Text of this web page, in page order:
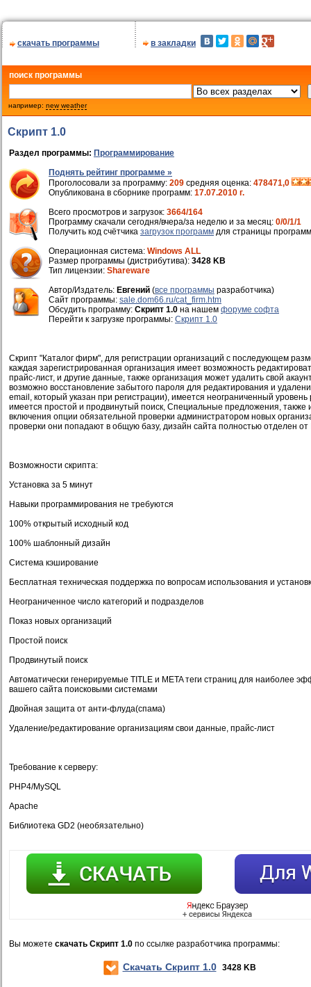
скачать программы в закладки
поиск программы
например: new weather
Скрипт 1.0
Раздел программы: Программирование
Поднять рейтинг программе »
Проголосовали за программу: 209 средняя оценка: 478471,0
Опубликована в сборнике программ: 17.07.2010 г.
Всего просмотров и загрузок: 3664/164
Программу скачали сегодня/вчера/за неделю и за месяц: 0/0/1/1
Получить код счётчика загрузок программ для страницы
Операционная система: Windows ALL
Размер программы (дистрибутива): 3428 KB
Тип лицензии: Shareware
Автор/Издатель: Евгений (все программы разработчика)
Cайт программы: sale.dom66.ru/cat_firm.htm
Обсудить программу: Скрипт 1.0 на нашем форуме софта
Перейти к загрузке программы: Скрипт 1.0
Скрипт "Каталог фирм", для регистрации организаций с последующем
каждая зарегистрированная организация имеет возможность
прайс-лист, и другие данные, также организация может удалить свой
возможно восстановление забытого пароля для редактирования и
email, который указан при регистрации), имеется неограниченный
имеется простой и продвинутый поиск, Специальные предложения, также
включения опции обязательной проверки администратором новых
проверки они попадают в общую базу, дизайн сайта полностью отделен от
Возможности скрипта:
Установка за 5 минут
Навыки программирования не требуются
100% открытый исходный код
100% шаблонный дизайн
Система кэширование
Бесплатная техническая поддержка по вопросам использования и
Неограниченное число категорий и подразделов
Показ новых организаций
Простой поиск
Продвинутый поиск
Автоматически генерируемые TITLE и META теги страниц для наиболее
вашего сайта поисковыми системами
Двойная защита от анти-флуда(спама)
Удаление/редактирование организациям свои данные, прайс-лист
Требование к серверу:
PHP4/MySQL
Apache
Библиотека GD2 (необязательно)
Вы можете скачать Скрипт 1.0 по ссылке разработчика программы:
Скачать Скрипт 1.0 3428 KB